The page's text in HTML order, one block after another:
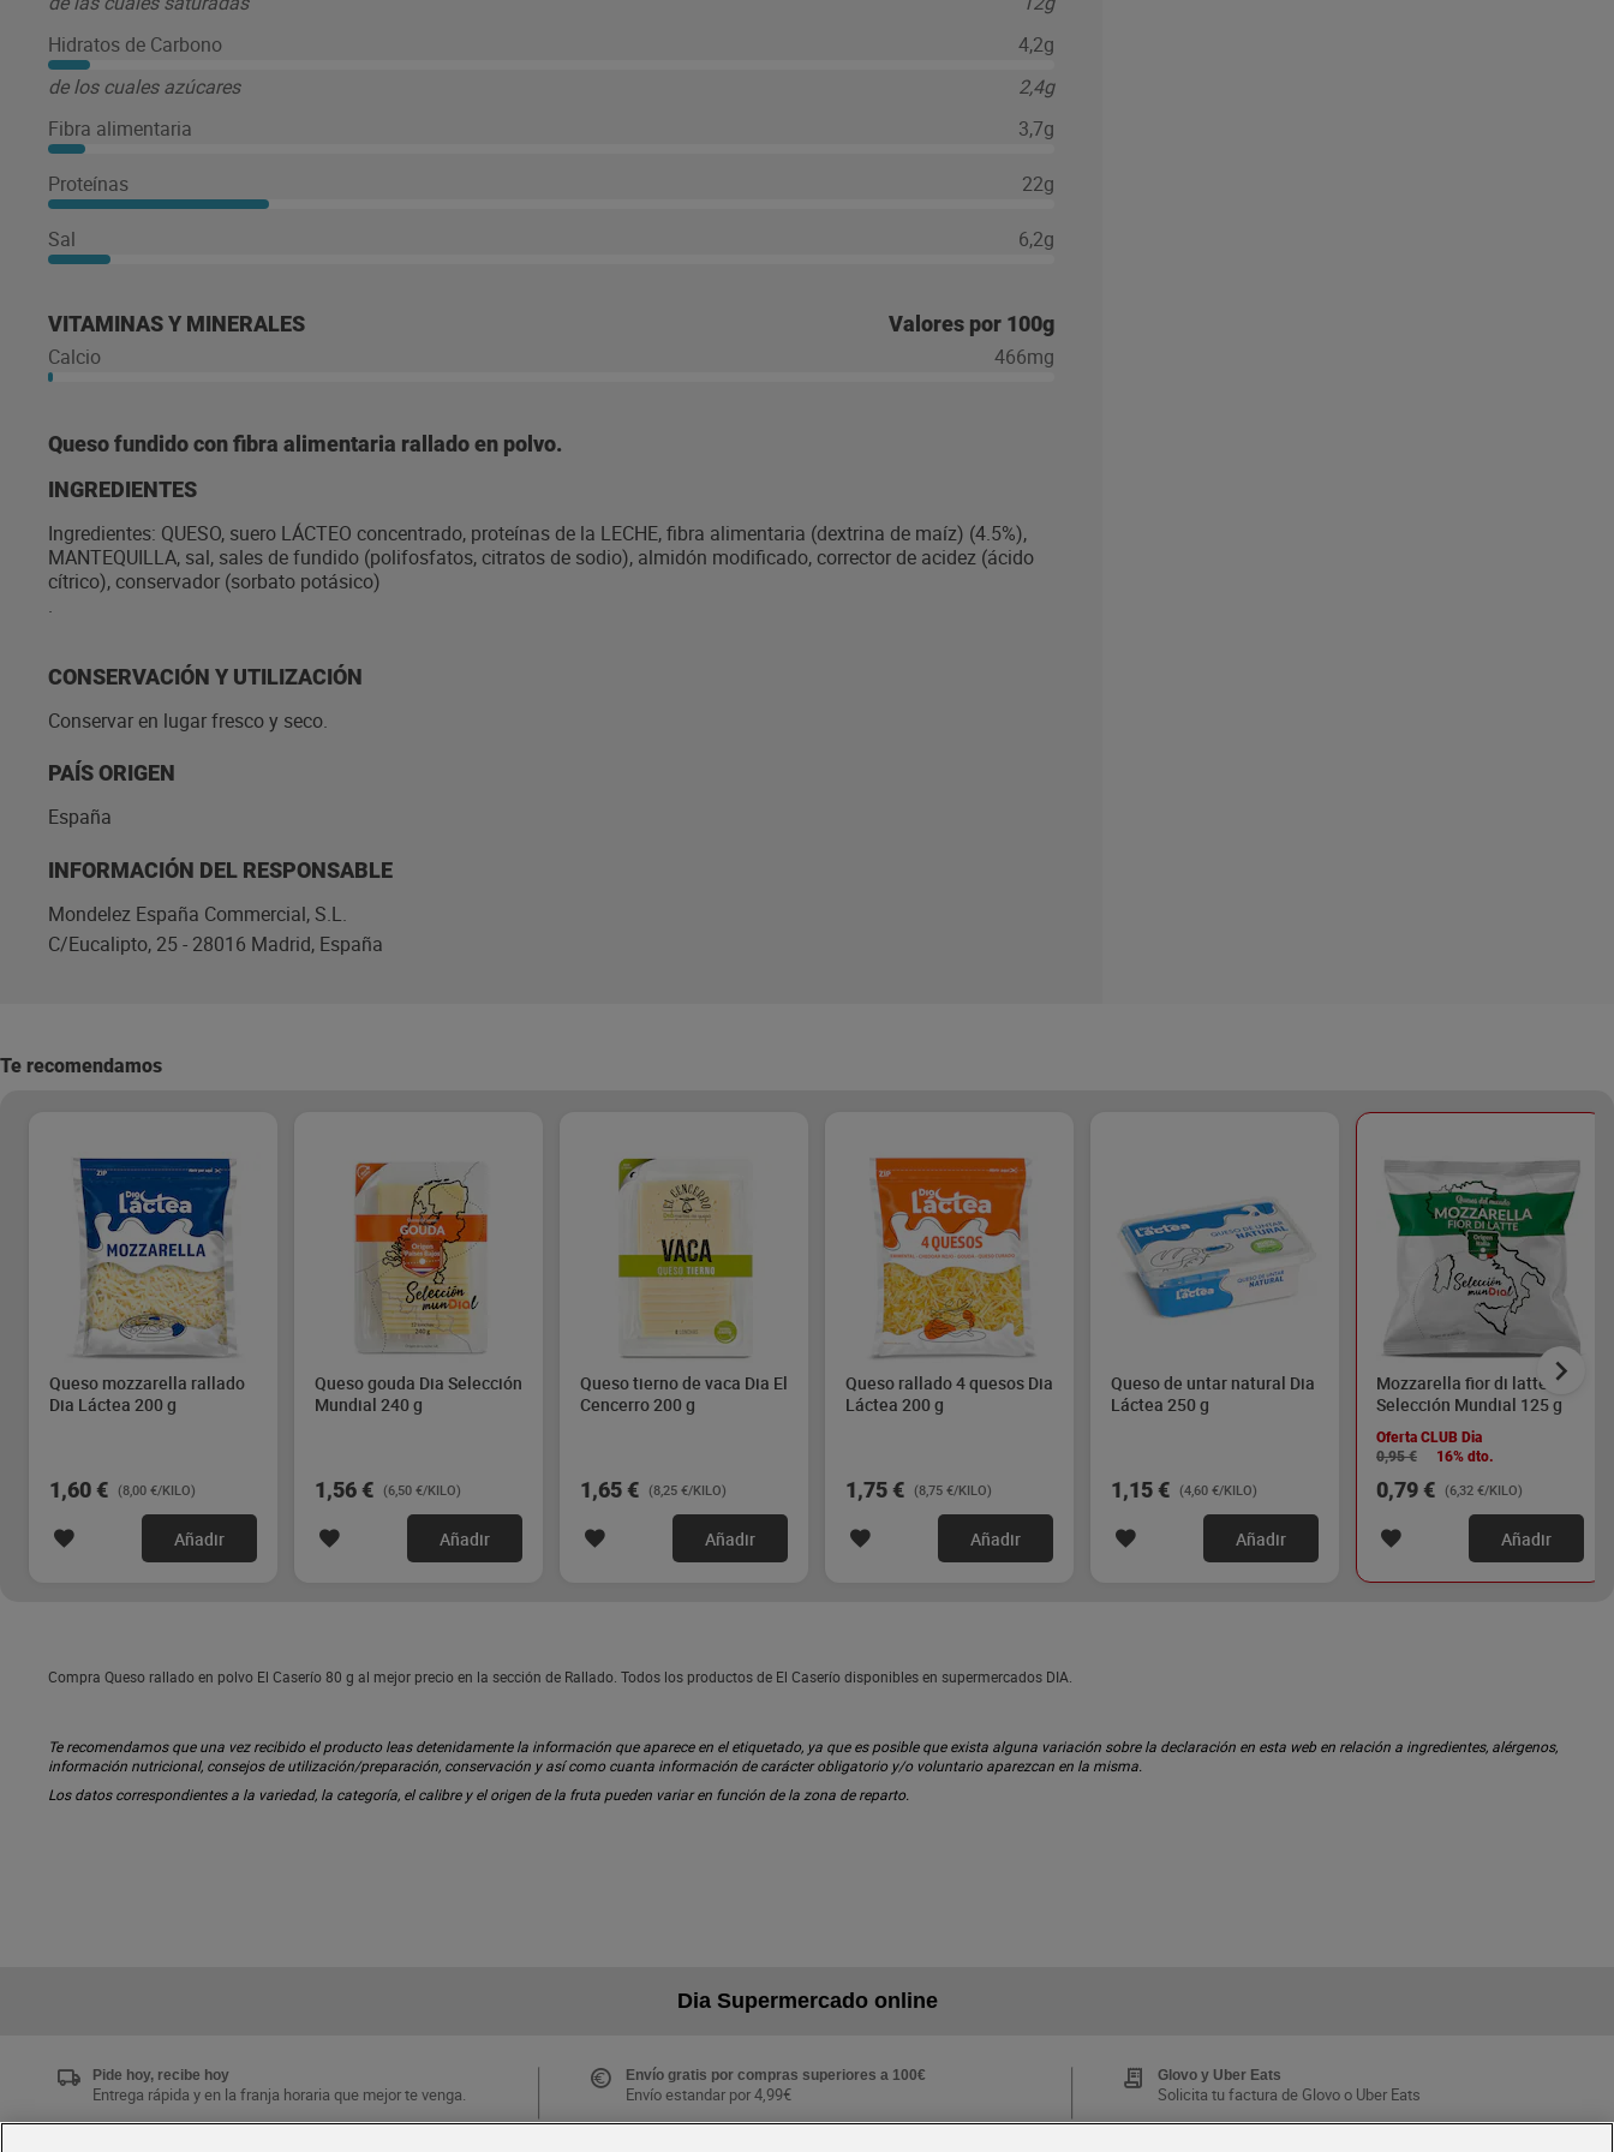
Hidratos de Carbono
4,2g
de los cuales azúcares
2,4g
Fibra alimentaria
3,7g
Proteínas 22g
Sal 6,2g
VITAMINAS Y MINERALES Valores por 100g
Calcio 466mg
Queso fundido con fibra alimentaria rallado en polvo.
INGREDIENTES
Ingredientes: QUESO, suero LÁCTEO concentrado, proteínas de la LECHE, fibra alimentaria (dextrina de maíz) (4.5%),
MANTEQUILLA, sal, sales de fundido (polifosfatos, citratos de sodio), almidón modificado, corrector de acidez (ácido
cítrico), conservador (sorbato potásico)
.
CONSERVACIÓN Y UTILIZACIÓN
Conservar en lugar fresco y seco.
PAÍS ORIGEN
España
INFORMACIÓN DEL RESPONSABLE
Mondelez España Commercial, S.L.
C/Eucalipto, 25 - 28016 Madrid, España
Te recomendamos
Queso mozzarella rallado
Dia Láctea 200 g
1,60 € (8,00 €/KILO)
Añadir
Queso gouda Dia Selección
Mundial 240 g
1,56 € (6,50 €/KILO)
Añadir
Queso tierno de vaca Dia El
Cencerro 200 g
1,65 € (8,25 €/KILO)
Añadir
Queso rallado 4 quesos Dia
Láctea 200 g
1,75 € (8,75 €/KILO)
Añadir
Queso de untar natural Dia
Láctea 250 g
1,15 € (4,60 €/KILO)
Añadir
Mozzarella fior di latte Dia
Selección Mundial 125 g
Oferta CLUB Dia
0,95 €
16% dto.
0,79 € (6,32 €/KILO)
Añadir
Compra Queso rallado en polvo El Caserío 80 g al mejor precio en la sección de Rallado. Todos los productos de El Caserío disponibles en supermercados DIA.
Te recomendamos que una vez recibido el producto leas detenidamente la información que aparece en el etiquetado, ya que es posible que exista alguna variación sobre la declaración en esta web en relación a ingredientes, alérgenos,
información nutricional, consejos de utilización/preparación, conservación y así como cuanta información de carácter obligatorio y/o voluntario aparezcan en la misma.
Los datos correspondientes a la variedad, la categoría, el calibre y el origen de la fruta pueden variar en función de la zona de reparto.
Dia Supermercado online
Pide hoy, recibe hoy
Entrega rápida y en la franja horaria que mejor te venga.
Envío gratis por compras superiores a 100€
Envío estandar por 4,99€
Glovo y Uber Eats
Solicita tu factura de Glovo o Uber Eats